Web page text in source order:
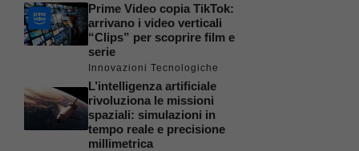
Prime Video copia TikTok:
arrivano i video verticali
“Clips” per scoprire film e
serie
Innovazioni Tecnologiche
L’intelligenza artificiale
rivoluziona le missioni
spaziali: simulazioni in
tempo reale e precisione
millimetrica